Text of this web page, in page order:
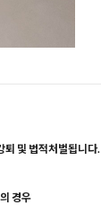
퇴 및 법적처벌됩니다.
경우